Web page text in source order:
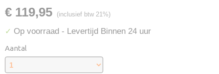
€ 119,95 (inclusief btw 21%)
✓ Op voorraad - Levertijd Binnen 24 uur
Aantal